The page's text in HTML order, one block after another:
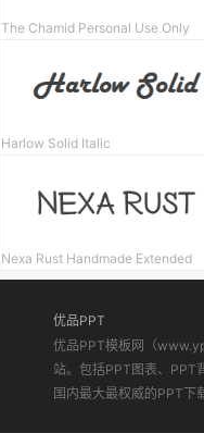
The Chamid Personal Use Only
Harlow Solid Italic
Nexa Rust Handmade Extended
优品PPT
优品PPT模板网（
站。包括PPT图表、PPT
国内最大最权威的PPT下